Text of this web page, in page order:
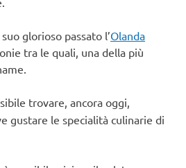
glorioso passato l’Olanda
tra le quali, una della più
trovare, ancora oggi,
gustare le specialità culinarie di